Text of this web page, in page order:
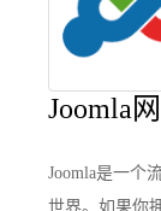
Joomla
Joomla是一个
世界。如果你